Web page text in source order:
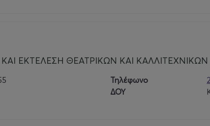
Γ' Διαζωμα: 18 Ευρώ
αμαξίδιο),Συνοδός ΑΜΕΑ: 18 Ευρώ Α'Διαζωμα, 16
τηλεφωνικής επικοινωνίας με το ταμείο του
ΕΚΤΕΛΕΣΗ ΘΕΑΤΡΙΚΩΝ ΚΑΙ
Τηλέφωνο
ΔΟΥ